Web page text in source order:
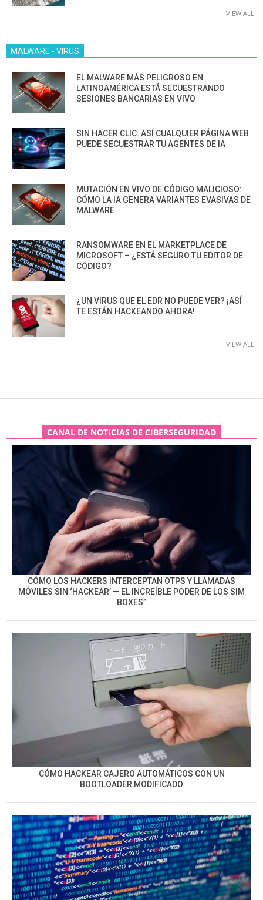
VIEW ALL
MALWARE - VIRUS
EL MALWARE MÁS PELIGROSO EN
LATINOAMÉRICA ESTÁ SECUESTRANDO
SESIONES BANCARIAS EN VIVO
SIN HACER CLIC: ASÍ CUALQUIER PÁGINA WEB
PUEDE SECUESTRAR TU AGENTES DE IA
MUTACIÓN EN VIVO DE CÓDIGO MALICIOSO:
CÓMO LA IA GENERA VARIANTES EVASIVAS DE
MALWARE
RANSOMWARE EN EL MARKETPLACE DE
MICROSOFT – ¿ESTÁ SEGURO TU EDITOR DE
CÓDIGO?
¿UN VIRUS QUE EL EDR NO PUEDE VER? ¡ASÍ
TE ESTÁN HACKEANDO AHORA!
VIEW ALL
CANAL DE NOTICIAS DE CIBERSEGURIDAD
CÓMO LOS HACKERS INTERCEPTAN OTPS Y LLAMADAS
MÓVILES SIN ‘HACKEAR’ — EL INCREÍBLE PODER DE LOS SIM
BOXES”
CÓMO HACKEAR CAJERO AUTOMÁTICOS CON UN
BOOTLOADER MODIFICADO